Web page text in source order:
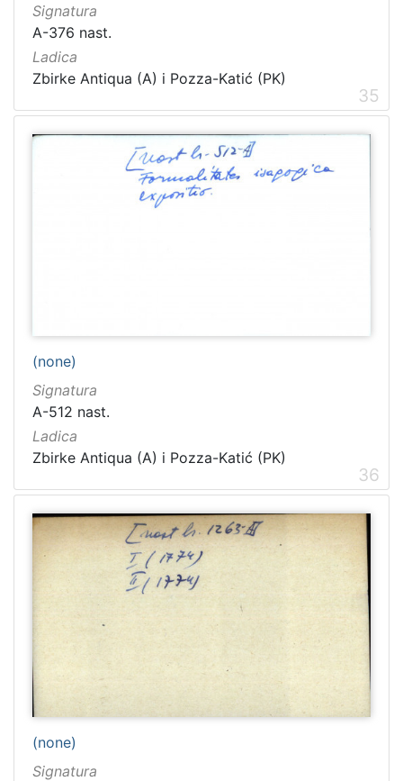
Signatura
A-376 nast.
Ladica
Zbirke Antiqua (A) i Pozza-Katić (PK)
35
(none)
Signatura
A-512 nast.
Ladica
Zbirke Antiqua (A) i Pozza-Katić (PK)
36
(none)
Signatura